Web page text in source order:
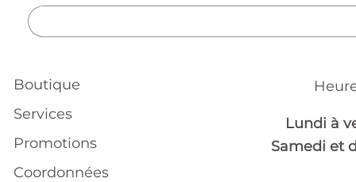
Boutique
Services
Promotions
Coordonnées
Lundi à
Samedi et